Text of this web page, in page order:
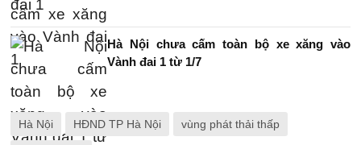
Hà Nội chưa cấm toàn bộ xe xăng vào
Vành đai 1 từ 1/7
Hà Nội HĐND TP Hà Nội vùng phát thải thấp